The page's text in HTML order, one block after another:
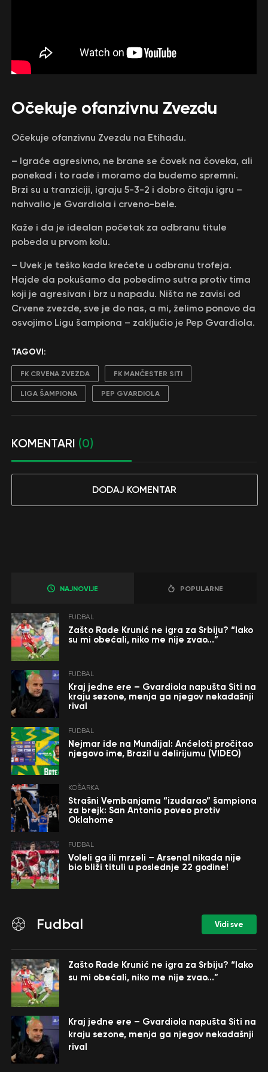
Očekuje ofanzivnu Zvezdu
Očekuje ofanzivnu Zvezdu na Etihadu.
– Igraće agresivno, ne brane se čovek na čoveka, ali
ponekad i to rade i moramo da budemo spremni.
Brzi su u tranziciji, igraju 5-3-2 i dobro čitaju igru –
nahvalio je Gvardiola i crveno-bele.
Kaže i da je idealan početak za odbranu titule
pobeda u prvom kolu.
– Uvek je teško kada krećete u odbranu trofeja.
Hajde da pokušamo da pobedimo sutra protiv tima
koji je agresivan i brz u napadu. Ništa ne zavisi od
Crvene zvezde, sve je do nas, a mi, želimo ponovo da
osvojimo Ligu šampiona – zaključio je Pep Gvardiola.
TAGOVI:
FK CRVENA ZVEZDA FK MANČESTER SITI
LIGA ŠAMPIONA PEP GVARDIOLA
KOMENTARI (0)
DODAJ KOMENTAR
NAJNOVIJE POPULARNE
FUDBAL
Zašto Rade Krunić ne igra za Srbiju? “Iako
su mi obećali, niko me nije zvao…”
FUDBAL
Kraj jedne ere – Gvardiola napušta Siti na
kraju sezone, menja ga njegov nekadašnji
rival
FUDBAL
Nejmar ide na Mundijal: Anćeloti pročitao
njegovo ime, Brazil u delirijumu (VIDEO)
KOŠARKA
Strašni Vembanjama “izudarao” šampiona
za brejk: San Antonio poveo protiv
Oklahome
FUDBAL
Voleli ga ili mrzeli – Arsenal nikada nije
bio bliži tituli u poslednje 22 godine!
Fudbal Vidi sve
Zašto Rade Krunić ne igra za Srbiju? “Iako
su mi obećali, niko me nije zvao…”
Kraj jedne ere – Gvardiola napušta Siti na
kraju sezone, menja ga njegov nekadašnji
rival